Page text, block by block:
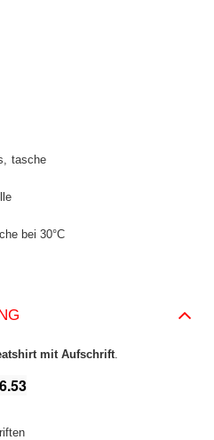
tasche
bei 30°C
mit Aufschrift